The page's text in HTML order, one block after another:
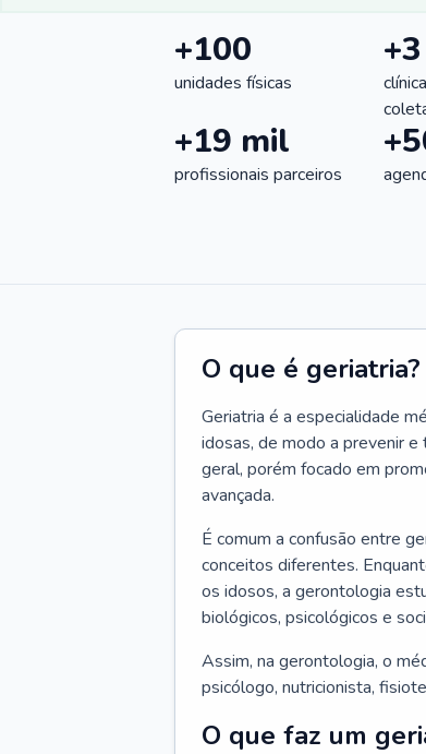
+100
unidades físicas
+19 mil
profissionais parceiros
O que é geriatria?
Geriatria é a especialidade
idosas, de modo a prevenir
geral, porém focado em
avançada.
É comum a confusão entre
conceitos diferentes.
os idosos, a gerontologia
biológicos, psicológicos e
Assim, na gerontologia, o
psicólogo, nutricionista,
O que faz um